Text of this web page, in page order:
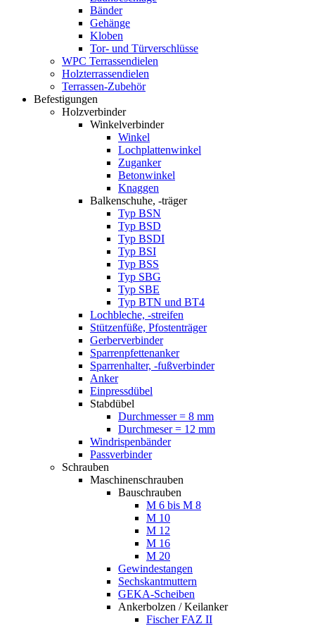
Bänder
Gehänge
Kloben
Tor- und Türverschlüsse
WPC Terrassendielen
Holzterrassendielen
Terrassen-Zubehör
Befestigungen
Holzverbinder
Winkelverbinder
Winkel
Lochplattenwinkel
Zuganker
Betonwinkel
Knaggen
Balkenschuhe, -träger
Typ BSN
Typ BSD
Typ BSDI
Typ BSI
Typ BSS
Typ SBG
Typ SBE
Typ BTN und BT4
Lochbleche, -streifen
Stützenfüße, Pfostenträger
Gerberverbinder
Sparrenpfettenanker
Sparrenhalter, -fußverbinder
Anker
Einpressdübel
Stabdübel
Durchmesser = 8 mm
Durchmeser = 12 mm
Windrispenbänder
Passverbinder
Schrauben
Maschinenschrauben
Bauschrauben
M 6 bis M 8
M 10
M 12
M 16
M 20
Gewindestangen
Sechskantmuttern
GEKA-Scheiben
Ankerbolzen / Keilanker
Fischer FAZ II